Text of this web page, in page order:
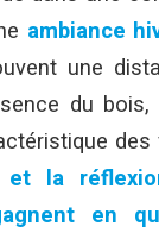
ambiance
une
du
la
en